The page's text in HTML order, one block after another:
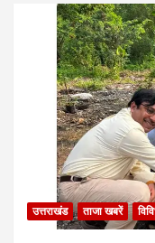
उत्तराखंड ताजा खबरें